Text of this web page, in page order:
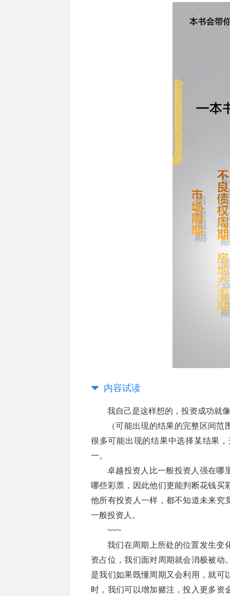
内容试读
我自己是这样想的，投资成功就
（可能出现的结果的完整区间
很多可能出现的结果中选择某结果
一。
卓越投资人比一般投资人强在哪
哪些彩票，因此他们更能判断花钱买
他所有投资人一样，都不知道未来究
一般投资人。
~~~
我们在周期上所处的位置发生变
资占位，我们面对周期就会消极被动
是我们如果既懂周期又会利用，就可
时，我们可以增加赌注，投入更多资